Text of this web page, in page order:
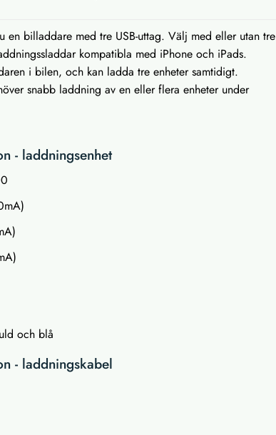
en billaddare med tre USB-uttag. Välj med eller utan tre
kompatibla med iPhone och iPads.
i bilen, och kan ladda tre enheter samtidigt.
snabb laddning av en eller flera enheter under
- laddningsenhet
och blå
- laddningskabel